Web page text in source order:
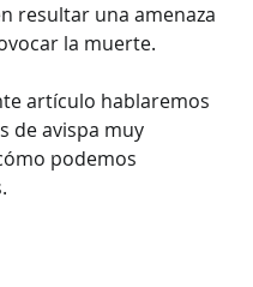
resultar una amenaza
la muerte.
artículo hablaremos
de avispa muy
podemos